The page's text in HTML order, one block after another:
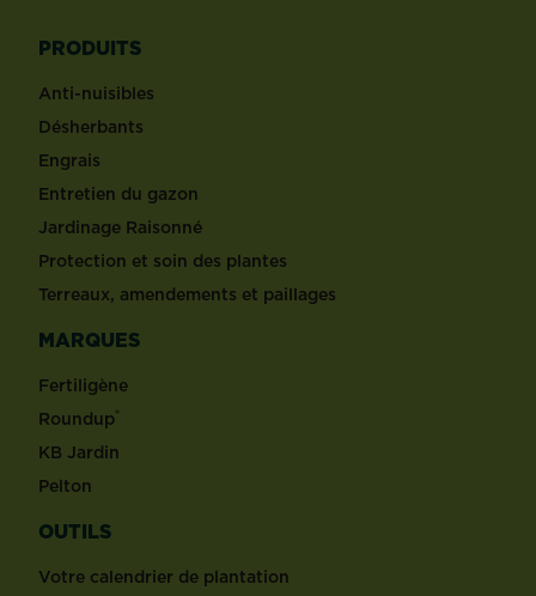
PRODUITS
Anti-nuisibles
Désherbants
Engrais
Entretien du gazon
Jardinage Raisonné
Protection et soin des plantes
Terreaux, amendements et paillages
MARQUES
Fertiligène
Roundup®
KB Jardin
Pelton
OUTILS
Votre calendrier de plantation